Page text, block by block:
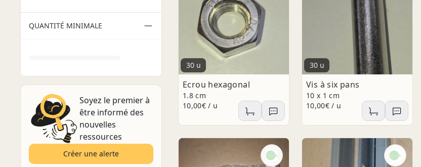
QUANTITÉ MINIMALE
Soyez le premier à
être informé des
nouvelles
ressources
Créer une alerte
30 u
Ecrou hexagonal
1.8 cm
10,00€ / u
30 u
Vis à six pans
10 x 1 cm
10,00€ / u